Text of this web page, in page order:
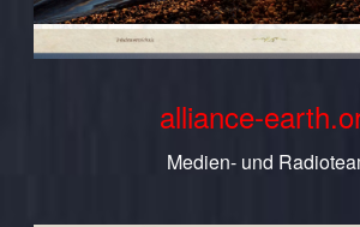
alliance-
Medien- und